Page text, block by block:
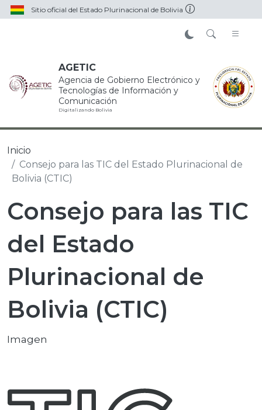
Pasar al contenido principal
Sitio oficial del Estado Plurinacional de Bolivia
AGETIC
Agencia de Gobierno Electrónico y
Tecnologías de Información y
Comunicación
Digitalizando Bolivia
Inicio
Consejo para las TIC del Estado Plurinacional de
Bolivia (CTIC)
Consejo para las TIC
del Estado
Plurinacional de
Bolivia (CTIC)
Imagen